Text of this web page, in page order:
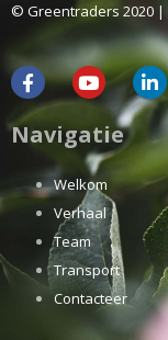
© Greentraders 2020 |
Navigatie
Welkom
Verhaal
Team
Transport
Contacteer